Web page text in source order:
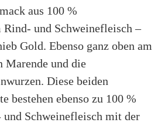
aus 100 %
Rind- und Schweinefleisch –
Gold. Ebenso ganz oben am
Marende und die
Diese beiden
bestehen ebenso zu 100 %
Schweinefleisch mit der